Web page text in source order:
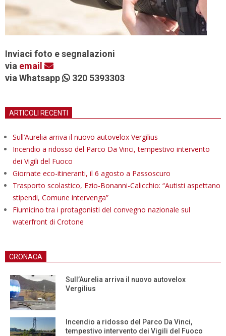
Inviaci foto e segnalazioni
via email
via Whatsapp
320 5393303
ARTICOLI RECENTI
Sull’Aurelia arriva il nuovo autovelox Vergilius
Incendio a ridosso del Parco Da Vinci, tempestivo intervento
dei Vigili del Fuoco
Giornate eco-itineranti, il 6 agosto a Passoscuro
Trasporto scolastico, Ezio-Bonanni-Calicchio: “Autisti aspettano
stipendi, Comune intervenga”
Fiumicino tra i protagonisti del convegno nazionale sul
waterfront di Crotone
CRONACA
Sull’Aurelia arriva il nuovo autovelox
Vergilius
Incendio a ridosso del Parco Da Vinci,
tempestivo intervento dei Vigili del Fuoco